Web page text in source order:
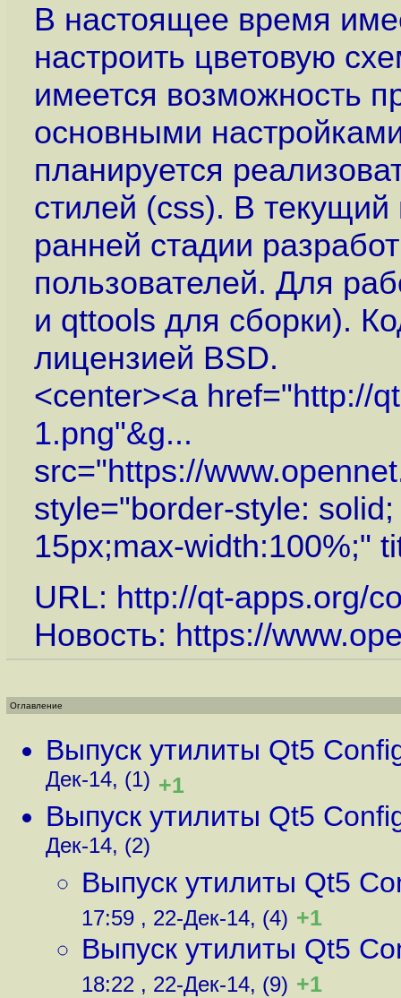
В настоящее время
настроить цветовую
имеется возможность
основными
планируется
стилей (css). В
ранней стадии
пользователей. Для
и qttools для сборки).
лицензией BSD.
<center><a href="http://
1.png"&g...
src="https://
style="border-style:
15px;max-width:100%;"
URL: http://qt-apps.org/
Новость: https://
Оглавление
Выпуск утилиты Qt5
Дек-14, (1) +1
Выпуск утилиты Qt5
Дек-14, (2)
Выпуск утилиты Qt5
17:59 , 22-Дек-14, (4) +1
Выпуск утилиты Qt5
18:22 , 22-Дек-14, (9) +1